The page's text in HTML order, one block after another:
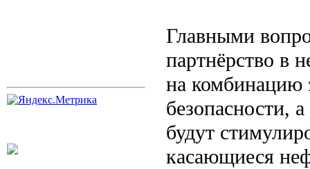
Главными
партнёрство в
на комбинацию
безопасности,
будут
касающиеся